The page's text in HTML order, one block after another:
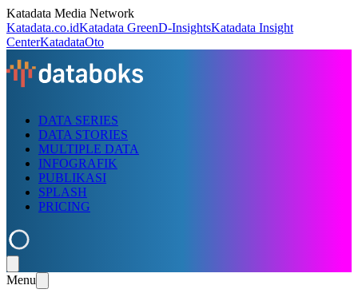
Katadata Media Network
Katadata.co.idKatadata GreenD-InsightsKatadata Insight
CenterKatadataOto
DATA SERIES
DATA STORIES
MULTIPLE DATA
INFOGRAFIK
PUBLIKASI
SPLASH
PRICING
Menu